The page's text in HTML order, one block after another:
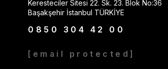
Keresteciler Sitesi 22. Sk. 23. Blok No:36
Başakşehir İstanbul TÜRKİYE
0850 304 42 00
[email protected]